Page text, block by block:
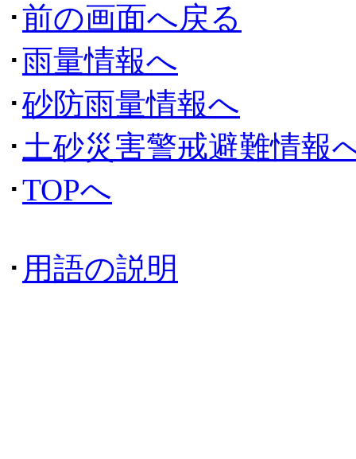
･前の画面へ戻る
･雨量情報へ
･砂防雨量情報へ
･ 土砂災害警戒避難情報
･TOPへ
･ 用語の説明